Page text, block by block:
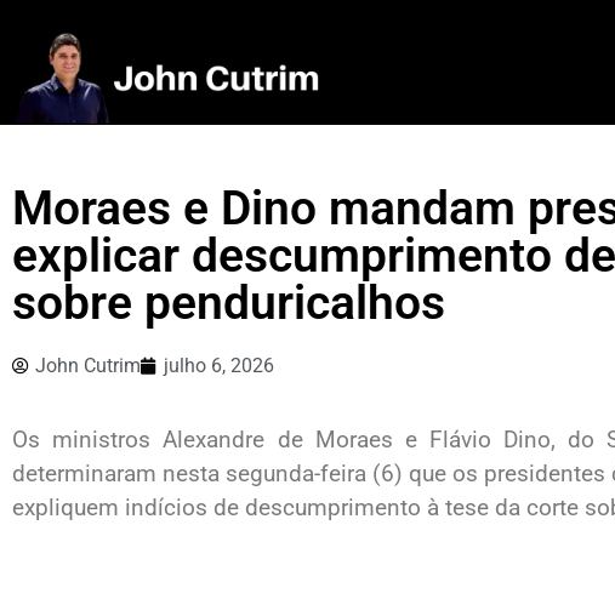
Moraes e Dino mandam
explicar descumprimento
sobre penduricalhos
John Cutrim julho 6, 2026
Os ministros Alexandre de Moraes e Flávio Dino, do
determinaram nesta segunda-feira (6) que os
expliquem indícios de descumprimento à tese da corte